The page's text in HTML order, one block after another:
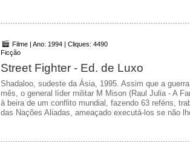
Filme | Ano: 1994 | Cliques: 4490
Ficção
Street Fighter - Ed. de Luxo
Shadaloo, sudeste da Ásia, 1995. Assim que a
mês, o general líder militar M Mison (Raul Julia - A
à beira de um conflito mundial, fazendo 63 reféns,
das Nações Aliadas, ameaçado executá-los se não